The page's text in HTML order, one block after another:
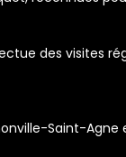
des visites
Saint-